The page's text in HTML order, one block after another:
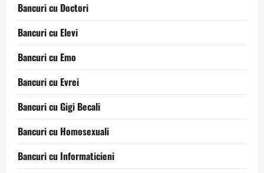
Bancuri cu Doctori
Bancuri cu Elevi
Bancuri cu Emo
Bancuri cu Evrei
Bancuri cu Gigi Becali
Bancuri cu Homosexuali
Bancuri cu Informaticieni